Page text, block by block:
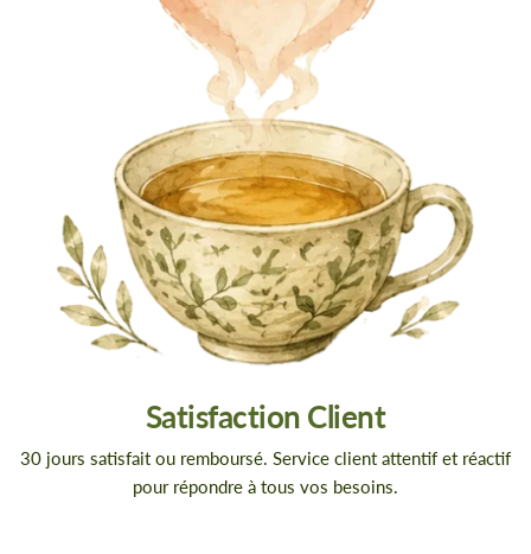
Satisfaction Client
30 jours satisfait ou remboursé. Service client attentif et réactif
pour répondre à tous vos besoins.